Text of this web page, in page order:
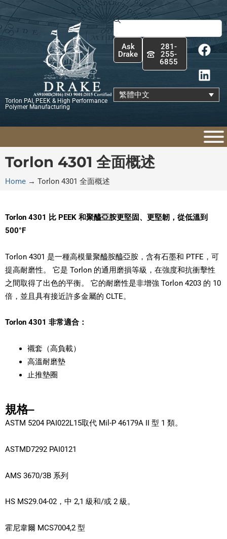
跳
至
主
Torlon PAI, PEEK & High Performance
Polymer Manufacturing
搜
尋
Ask
Drake
281-
255-
6855
F
a
c
e
b
o
k
L
i
n
k
e
d
n
繁體中文
Torlon 4301 全面概述
Home → Torlon 4301 全面概述
Torlon 4301 比 PEEK 和聚醯亞胺更堅固、更堅韌，從低溫到
500°F
Torlon 4301 是一種高模量聚醯胺醯亞胺，含有石墨和 PTFE，可
提高耐磨性。 它是 Torlon 的通用磨損等級，在強度和抗衝擊性
之間取得了出色的平衡。 它的耐磨性是非增強 Torlon 4203 的 10
倍，並且具有接近許多金屬的 CLTE。
Torlon 4301 非常適合：
襯套（高負載）
高溫耐磨墊
止推墊圈
規格–
ASTM 5204 PAI022L15取代 Mil-P 46179A II 型 1 類。
ASTMD7292 PAI0121
AMS 3670/3B 系列
HS MS29.04-02，中 2,1 級和/或 2 級。
霍尼韋爾 MCS7004,2 型